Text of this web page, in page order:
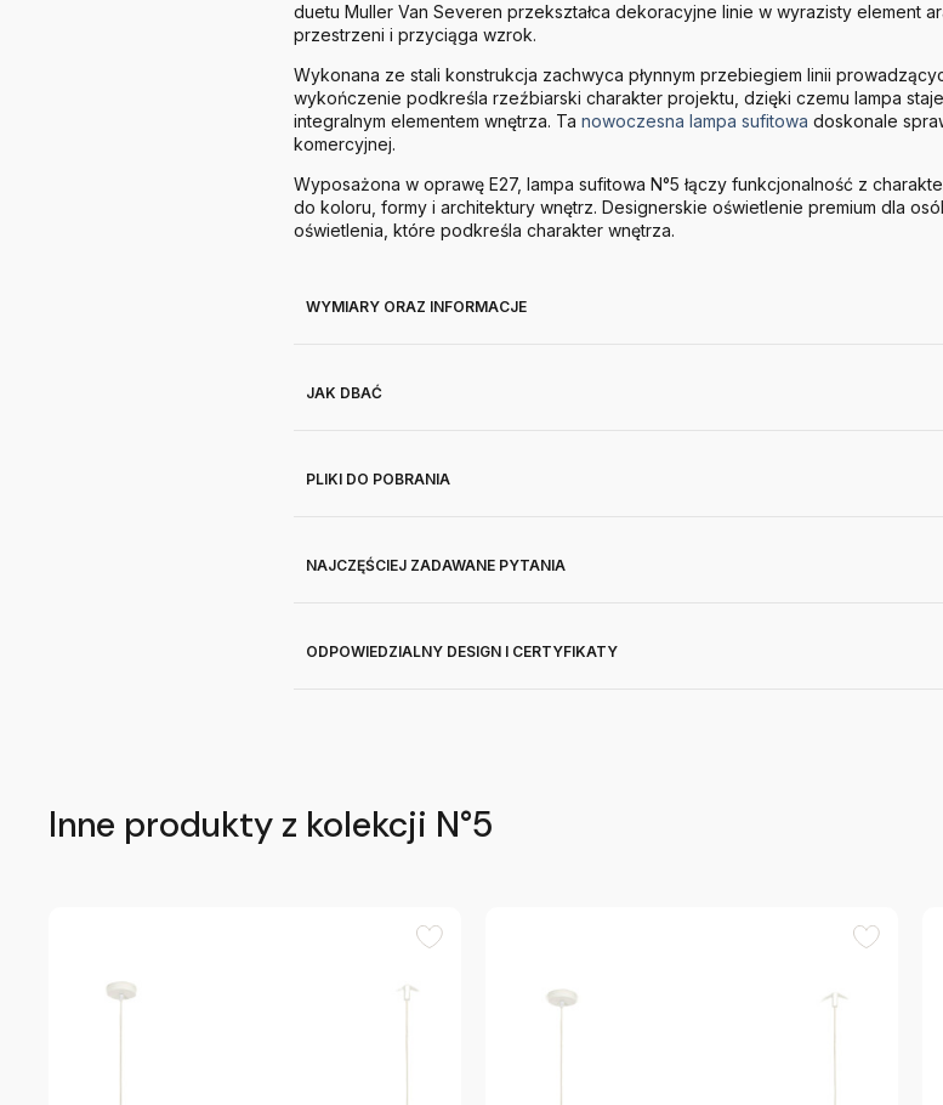
duetu Muller Van Severen przekształca dekoracyjne linie w wyrazisty element
przestrzeni i przyciąga wzrok.
Wykonana ze stali konstrukcja zachwyca płynnym przebiegiem linii
wykończenie podkreśla rzeźbiarski charakter projektu, dzięki czemu lampa
integralnym elementem wnętrza. Ta nowoczesna lampa sufitowa doskonale
komercyjnej.
Wyposażona w oprawę E27, lampa sufitowa N°5 łączy funkcjonalność z
do koloru, formy i architektury wnętrz. Designerskie oświetlenie premium dla
oświetlenia, które podkreśla charakter wnętrza.
WYMIARY ORAZ INFORMACJE
JAK DBAĆ
PLIKI DO POBRANIA
NAJCZĘŚCIEJ ZADAWANE PYTANIA
ODPOWIEDZIALNY DESIGN I CERTYFIKATY
Inne produkty z kolekcji N°5